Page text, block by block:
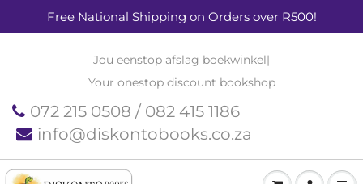
Free National Shipping on Orders over R500!
Jou eenstop afslag boekwinkel|
Your onestop discount bookshop
072 215 0508 / 082 415 1186
info@diskontobooks.co.za